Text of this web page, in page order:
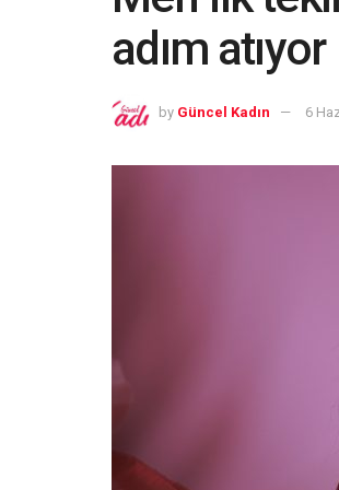
adım atıyor
by Güncel Kadın 6